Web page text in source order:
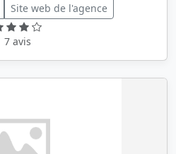
Site web de l'agence
7 avis